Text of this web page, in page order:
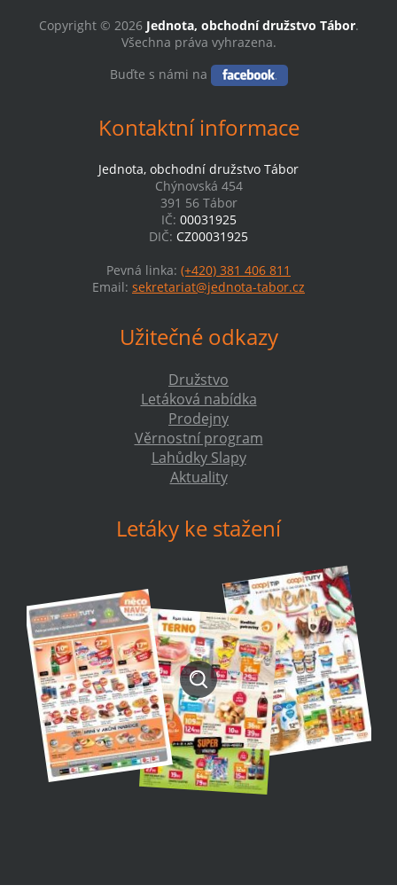
Copyright © 2026 Jednota, obchodní družstvo Tábor.
Všechna práva vyhrazena.
Buďte s námi na
Kontaktní informace
Jednota, obchodní družstvo Tábor
Chýnovská 454
391 56 Tábor
IČ: 00031925
DIČ: CZ00031925
Pevná linka: (+420) 381 406 811
Email: sekretariat@jednota-tabor.cz
Užitečné odkazy
Družstvo
Letáková nabídka
Prodejny
Věrnostní program
Lahůdky Slapy
Aktuality
Letáky ke stažení